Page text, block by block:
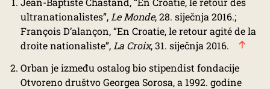
ultranationalistes”, Le Monde, 28. siječnja 2016.;
François D’alançon, “En Croatie, le retour agité de la
droite nationaliste”, La Croix, 31. siječnja 2016.
Orban je između ostalog bio stipendist fondacije
Otvoreno društvo Georgea Sorosa, a 1992. godine